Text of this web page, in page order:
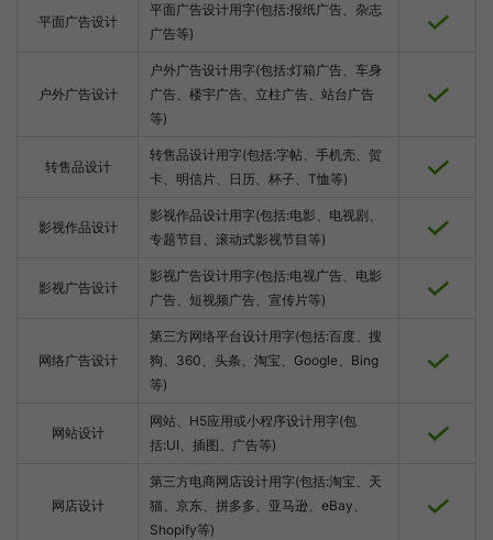
平面广告设计
平面广告设计用字(包括:报纸广告、杂志
广告等)
户外广告设计
户外广告设计用字(包括:灯箱广告、车身
广告、楼宇广告、立柱广告、站台广告
等)
转售品设计
转售品设计用字(包括:字帖、手机壳、贺
卡、明信片、日历、杯子、T恤等)
影视作品设计
影视作品设计用字(包括:电影、电视剧、
专题节目、滚动式影视节目等)
影视广告设计
影视广告设计用字(包括:电视广告、电影
广告、短视频广告、宣传片等)
网络广告设计
第三方网络平台设计用字(包括:百度、搜
狗、360、头条、淘宝、Google、Bing
等)
网站设计
网站、H5应用或小程序设计用字(包
括:UI、插图、广告等)
网店设计
第三方电商网店设计用字(包括:淘宝、天
猫、京东、拼多多、亚马逊、eBay、
Shopify等)